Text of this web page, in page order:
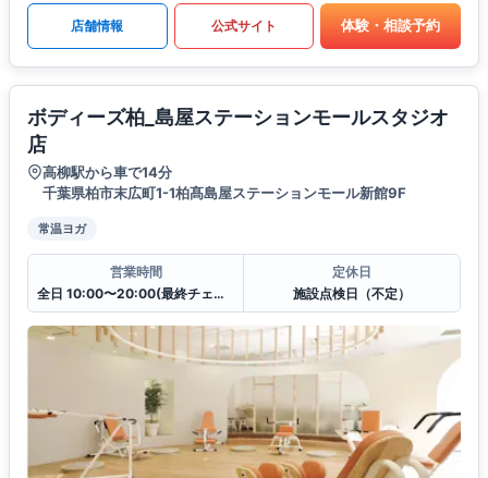
店舗情報 公式サイト 体験・相談予約
ボディーズ柏_島屋ステーションモールスタジオ
店
高柳駅から車で14分
千葉県柏市末広町1-1柏髙島屋ステーションモール新館9F
常温ヨガ
営業時間
全日 10:00〜20:00(最終チェックイン19:30)
定休日
施設点検日（不定）